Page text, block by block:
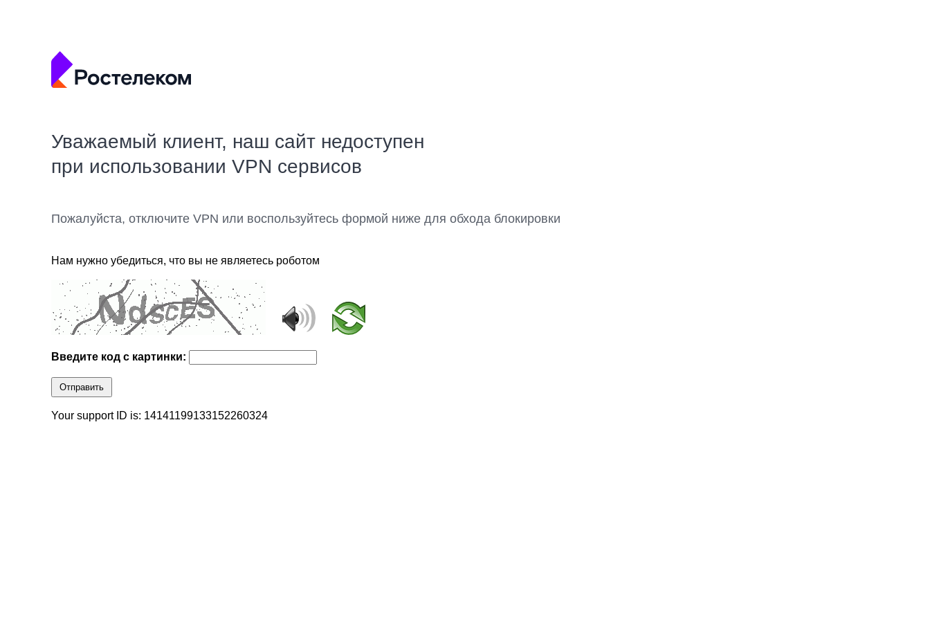
Уважаемый клиент, наш сайт недоступен
при использовании VPN сервисов
Пожалуйста, отключите VPN или воспользуйтесь формой ниже для обхода блокировки
Нам нужно убедиться, что вы не являетесь роботом
Введите код с картинки:
Отправить
Your support ID is: 14141199133152260324